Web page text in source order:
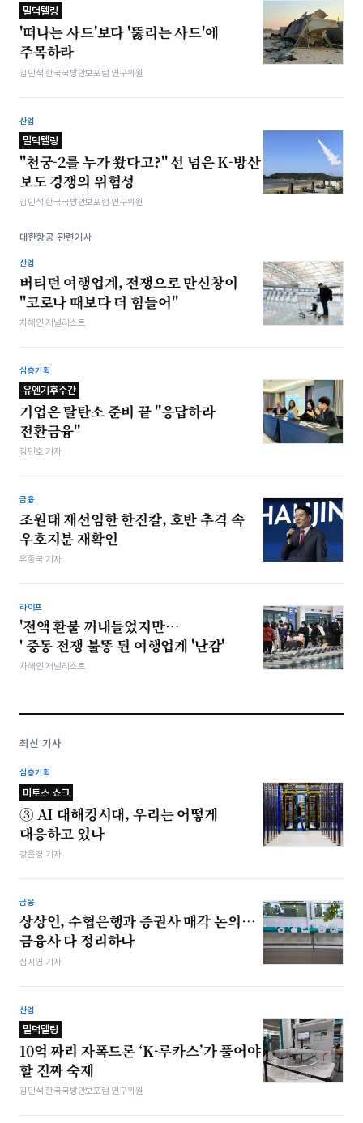
밀덕텔링
'떠나는 사드'보다 '뚫리는 사드'에
주목하라
김민석 한국국방안보포럼 연구위원
산업
밀덕텔링
"천궁-2를 누가 쐈다고?" 선 넘은 K-방산
보도 경쟁의 위험성
김민석 한국국방안보포럼 연구위원
대한항공 관련기사
산업
버티던 여행업계, 전쟁으로 만신창이
"코로나 때보다 더 힘들어"
차해인 저널리스트
심층기획
유엔기후주간
기업은 탈탄소 준비 끝 "응답하라
전환금융"
김민호 기자
금융
조원태 재선임한 한진칼, 호반 추격 속
우호지분 재확인
우종국 기자
라이프
'전액 환불 꺼내들었지만…
' 중동 전쟁 불똥 튄 여행업계 '난감'
차해인 저널리스트
최신 기사
심층기획
미토스 쇼크
③ AI 대해킹시대, 우리는 어떻게
대응하고 있나
강은경 기자
금융
상상인, 수협은행과 증권사 매각 논의…
금융사 다 정리하나
심지영 기자
산업
밀덕텔링
10억 짜리 자폭드론 ‘K-루카스’가 풀어야
할 진짜 숙제
김민석 한국국방안보포럼 연구위원